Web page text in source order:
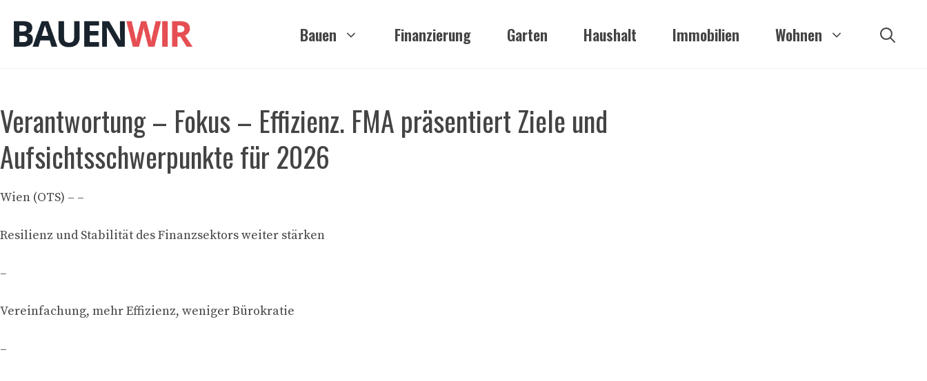
Inhalt
springen
Bauen Finanzierung Garten Haushalt Immobilien Wohnen
Verantwortung – Fokus – Effizienz. FMA präsentiert Ziele und
Aufsichtsschwerpunkte für 2026
Wien (OTS) – –
Resilienz und Stabilität des Finanzsektors weiter stärken
–
Vereinfachung, mehr Effizienz, weniger Bürokratie
–